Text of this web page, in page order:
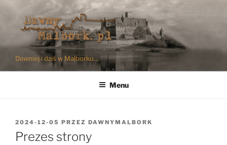
Dawniej i dziś w Malborku…
Menu
OPUBLIKOWANE
W
2024-12-05 PRZEZ DAWNYMALBORK
Prezes strony